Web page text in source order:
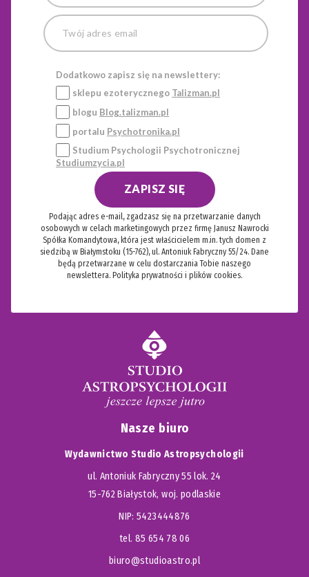
Dodatkowo zapisz się na newslettery:
sklepu ezoterycznego Talizman.pl
blogu Blog.talizman.pl
portalu Psychotronika.pl
Studium Psychologii Psychotronicznej
Studiumzycia.pl
ZAPISZ SIĘ
Podając adres e-mail, zgadzasz się na przetwarzanie danych
osobowych w celach marketingowych przez firmę Janusz Nawrocki
Spółka Komandytowa, która jest właścicielem m.in. tych domen z
siedzibą w Białymstoku (15-762), ul. Antoniuk Fabryczny 55/24. Dane
będą przetwarzane w celu dostarczania Tobie naszego
newslettera. Polityka prywatności i plików cookies.
Nasze biuro
Wydawnictwo Studio Astropsychologii
ul. Antoniuk Fabryczny 55 lok. 24
15-762 Białystok, woj. podlaskie
NIP: 5423444876
tel. 85 654 78 06
biuro@studioastro.pl